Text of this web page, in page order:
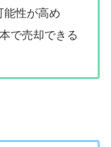
能性が高め
で売却できる